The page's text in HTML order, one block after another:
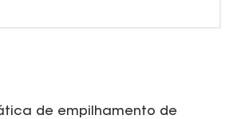
de empilhamento de